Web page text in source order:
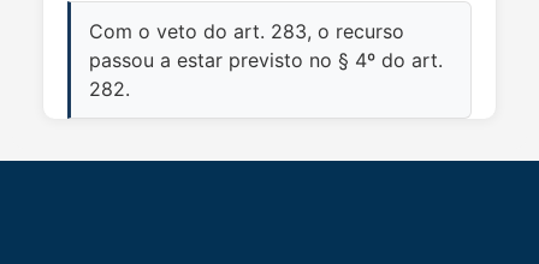
Com o veto do art. 283, o recurso
passou a estar previsto no § 4º do art.
282.